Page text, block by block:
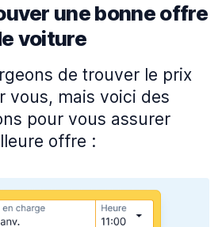
une bonne offre
voiture
de trouver le prix
vous, mais voici des
pour vous assurer
offre :